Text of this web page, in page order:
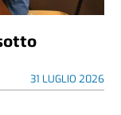
31 LUGLIO 2026